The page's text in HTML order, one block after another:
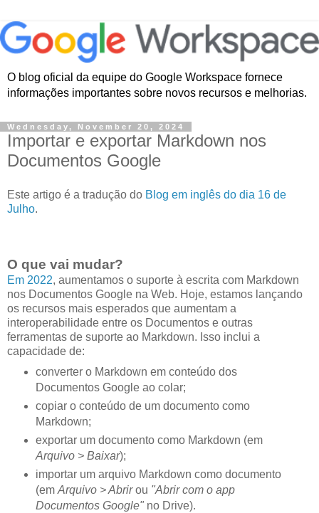
O blog oficial da equipe do Google Workspace fornece
informações importantes sobre novos recursos e melhorias.
Wednesday, November 20, 2024
Importar e exportar Markdown nos
Documentos Google
Este artigo é a tradução do Blog em inglês do dia 16 de
Julho.
O que vai mudar?
Em 2022, aumentamos o suporte à escrita com Markdown
nos Documentos Google na Web. Hoje, estamos lançando
os recursos mais esperados que aumentam a
interoperabilidade entre os Documentos e outras
ferramentas de suporte ao Markdown. Isso inclui a
capacidade de:
converter o Markdown em conteúdo dos
Documentos Google ao colar;
copiar o conteúdo de um documento como
Markdown;
exportar um documento como Markdown (em
Arquivo > Baixar);
importar um arquivo Markdown como documento
(em Arquivo > Abrirou "Abrir com o app
Documentos Google"no Drive).